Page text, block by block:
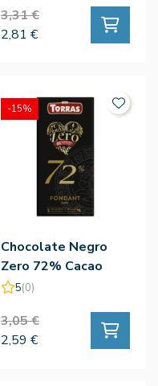
3,31 €
2,81 €
Chocolate Negro
Zero 72% Cacao
100g - Torras
5(0)
3,05 €
2,59 €
-15%